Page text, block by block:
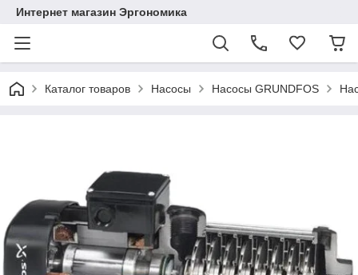
Интернет магазин Эргономика
Каталог товаров Насосы Насосы GRUNDFOS